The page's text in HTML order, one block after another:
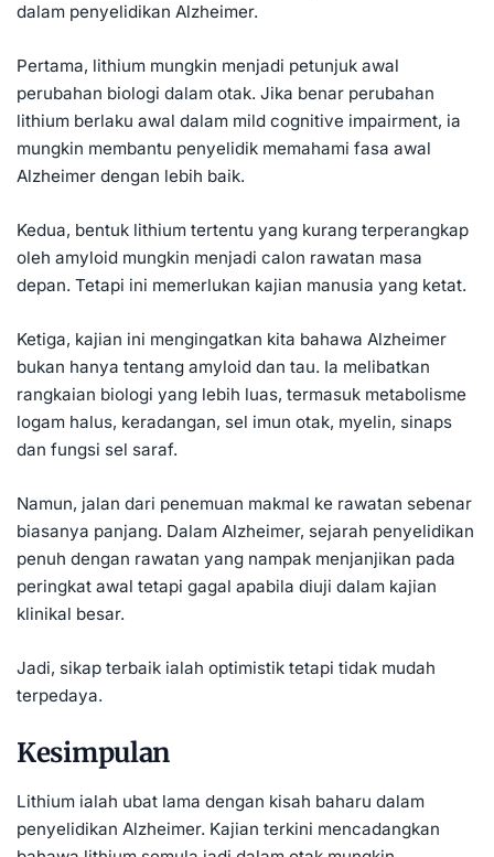
dalam penyelidikan Alzheimer.
Pertama, lithium mungkin menjadi petunjuk awal
perubahan biologi dalam otak. Jika benar perubahan
lithium berlaku awal dalam mild cognitive impairment, ia
mungkin membantu penyelidik memahami fasa awal
Alzheimer dengan lebih baik.
Kedua, bentuk lithium tertentu yang kurang terperangkap
oleh amyloid mungkin menjadi calon rawatan masa
depan. Tetapi ini memerlukan kajian manusia yang ketat.
Ketiga, kajian ini mengingatkan kita bahawa Alzheimer
bukan hanya tentang amyloid dan tau. Ia melibatkan
rangkaian biologi yang lebih luas, termasuk metabolisme
logam halus, keradangan, sel imun otak, myelin, sinaps
dan fungsi sel saraf.
Namun, jalan dari penemuan makmal ke rawatan sebenar
biasanya panjang. Dalam Alzheimer, sejarah penyelidikan
penuh dengan rawatan yang nampak menjanjikan pada
peringkat awal tetapi gagal apabila diuji dalam kajian
klinikal besar.
Jadi, sikap terbaik ialah optimistik tetapi tidak mudah
terpedaya.
Kesimpulan
Lithium ialah ubat lama dengan kisah baharu dalam
penyelidikan Alzheimer. Kajian terkini mencadangkan